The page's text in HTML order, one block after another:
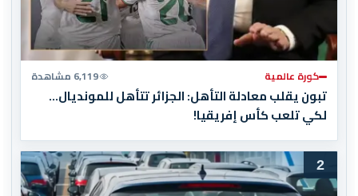
كورة عالمية 6,119 مشاهدة
تبون يقلب معادلة التأهل: الجزائر تتأهل للمونديال…
لكي تلعب كأس إفريقيا!
2